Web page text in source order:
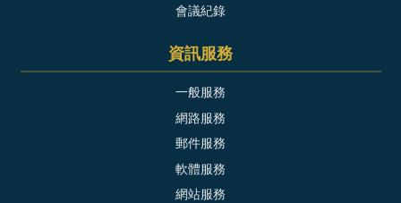
會議紀錄
資訊服務
一般服務
網路服務
郵件服務
軟體服務
網站服務